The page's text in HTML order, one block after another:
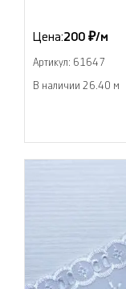
Цена:200 ₽/м
Артикул: 61647
В наличии 26.40 м